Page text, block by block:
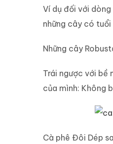
Ví dụ đối với
những cây có
Những cây
Trái ngược với bề
của mình: Không
Cà phê Đôi Dép